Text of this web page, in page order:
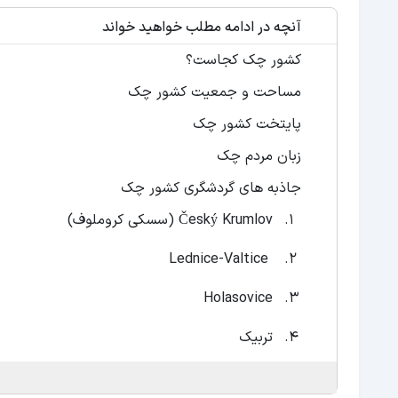
آنچه در ادامه مطلب خواهید خواند
کشور چک کجاست؟
مساحت و جمعیت کشور چک
پایتخت کشور چک
زبان مردم چک
جاذبه های گردشگری کشور چک
Český Krumlov (سسکی کروملوف)
Holasovice
تربیک